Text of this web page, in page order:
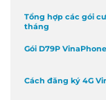
Tổng hợp các gói
tháng
Gói D79P
Cách đăng ký 4G